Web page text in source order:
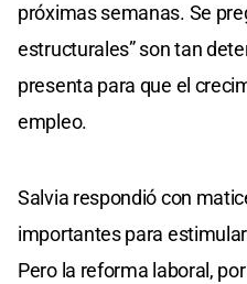
próximas semanas. Se
estructurales” son tan
presenta para que el
empleo.
Salvia respondió con
importantes para
Pero la reforma laboral,